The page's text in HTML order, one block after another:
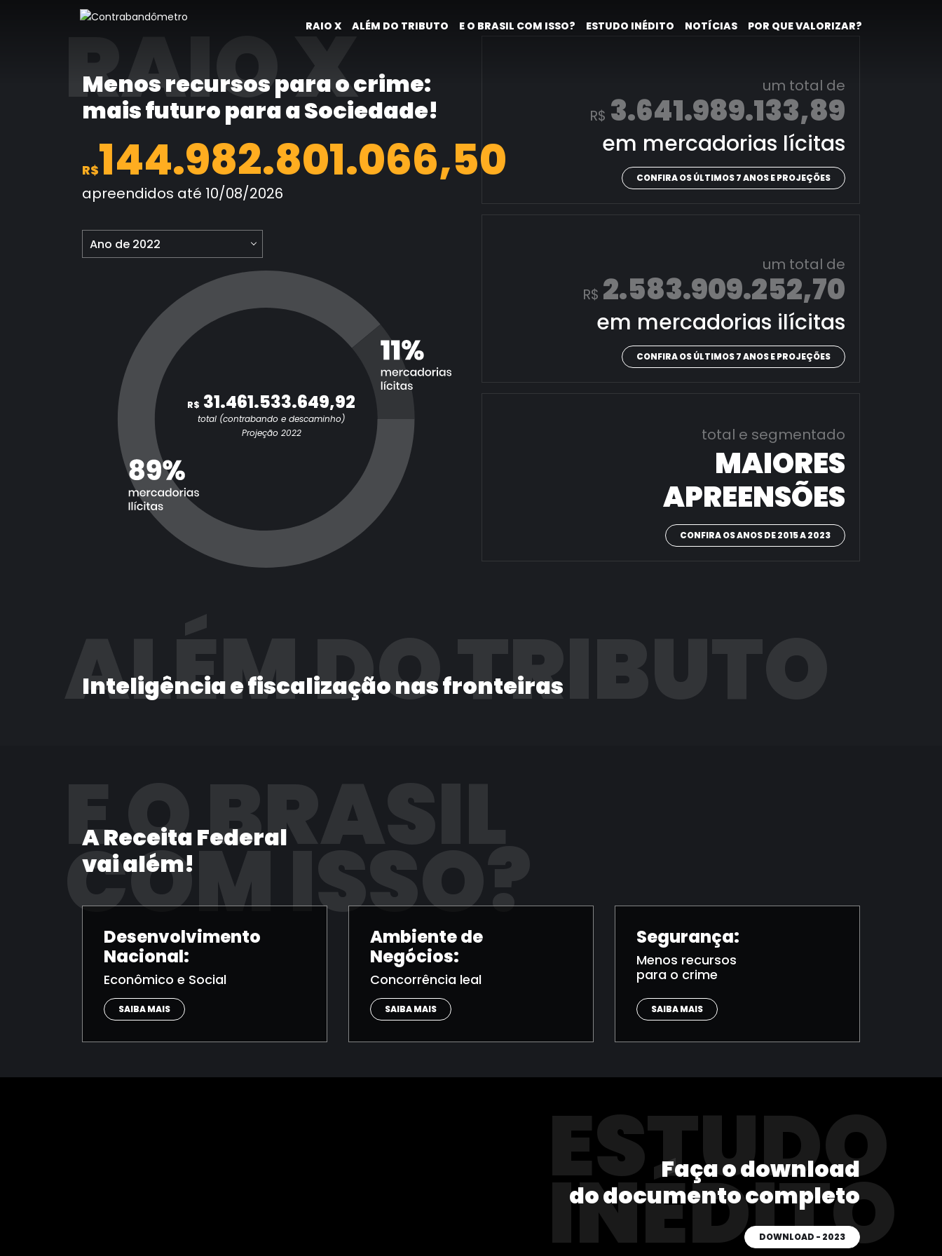
RAIO X ALÉM DO TRIBUTO E O BRASIL COM ISSO? ESTUDO INÉDITO NOTÍCIAS POR QUE VALORIZAR?
RAIO X
Menos recursos para o crime:
mais futuro para a Sociedade!
R$144.982.801.814,73
apreendidos até 10/08/2026
Ano de 2022
R$ 31.461.533.649,92
total (contrabando e descaminho)
Projeção 2022
um total de
R$ 3.641.989.133,89
em mercadorias lícitas
CONFIRA OS ÚLTIMOS 7 ANOS E PROJEÇÕES
um total de
R$ 2.583.909.252,70
em mercadorias ilícitas
CONFIRA OS ÚLTIMOS 7 ANOS E PROJEÇÕES
total e segmentado
MAIORES
APREENSÕES
CONFIRA OS ANOS DE 2015 A 2023
ALÉM DO TRIBUTO
Inteligência e fiscalização nas fronteiras
E O BRASIL
COM ISSO?
A Receita Federal
vai além!
Desenvolvimento
Nacional:
Econômico e Social
SAIBA MAIS
Ambiente de
Negócios:
Concorrência leal
SAIBA MAIS
Segurança:
Menos recursos
para o crime
SAIBA MAIS
ESTUDO
INÉDITO
Faça o download
do documento completo
DOWNLOAD - 2023